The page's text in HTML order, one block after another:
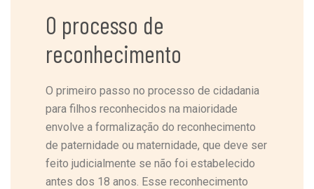
O processo de
reconhecimento
O primeiro passo no processo de cidadania
para filhos reconhecidos na maioridade
envolve a formalização do reconhecimento
de paternidade ou maternidade, que deve ser
feito judicialmente se não foi estabelecido
antes dos 18 anos. Esse reconhecimento